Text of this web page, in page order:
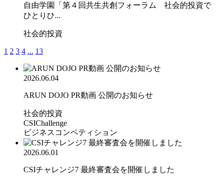
自由学園「第４回共生共創フォーラム 社会的投資で
ひとりひ...
社会的投資
1 2 3 4 ... 13
2026.06.04
ARUN DOJO PR動画 公開のお知らせ
社会的投資
CSIChallenge
ビジネスコンペティション
2026.06.01
CSIチャレンジ7 最終審査会を開催しました